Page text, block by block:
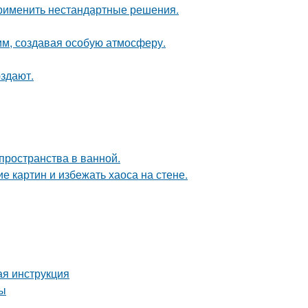
нестандартные решения.
создавая особую атмосферу.
в ванной.
и избежать хаоса на стене.
инструкция